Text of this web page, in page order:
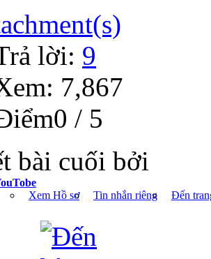
lời: 9
7,867
/ 5
bài cuối bởi
Xem Hồ sơ
Tin nhắn riêng Đến